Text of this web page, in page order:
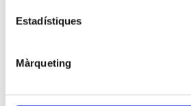
Estadístiques
Màrqueting